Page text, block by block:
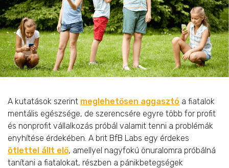
A kutatások szerint meglehetősen aggasztó a fiatalok
mentális egészsége, de szerencsére egyre több for profit
és nonprofit vállalkozás próbál valamit tenni a problémák
enyhítése érdekében. A brit BfB Labs egy érdekes
ötlettel állt elő, amellyel nagyfokú önuralomra próbálná
tanítani a fiatalokat, részben a pánikbetegségek